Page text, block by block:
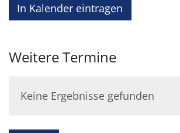
In Kalender eintragen
Weitere Termine
Keine Ergebnisse gefunden